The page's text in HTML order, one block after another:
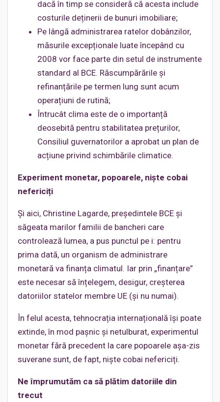
dacă în timp se consideră că acesta include
costurile deținerii de bunuri imobiliare;
Pe lângă administrarea ratelor dobânzilor,
măsurile excepționale luate începând cu
2008 vor face parte din setul de instrumente
standard al BCE. Răscumpărările și
refinanțările pe termen lung sunt acum
operațiuni de rutină;
Întrucât clima este de o importanță
deosebită pentru stabilitatea prețurilor,
Consiliul guvernatorilor a aprobat un plan de
acțiune privind schimbările climatice.
Experiment monetar, popoarele, niște cobai
nefericiți
Și aici, Christine Lagarde, președintele BCE și
săgeata marilor familii de bancheri care
controlează lumea, a pus punctul pe i: pentru
prima dată, un organism de administrare
monetară va finanța climatul. Iar prin „finanțare”
este necesar să înțelegem, desigur, creșterea
datoriilor statelor membre UE (și nu numai).
În felul acesta, tehnocrația internațională își poate
extinde, în mod pașnic și netulburat, experimentul
monetar fără precedent la care popoarele așa-zis
suverane sunt, de fapt, niște cobai nefericiți.
Ne împrumutăm ca să plătim datoriile din
trecut